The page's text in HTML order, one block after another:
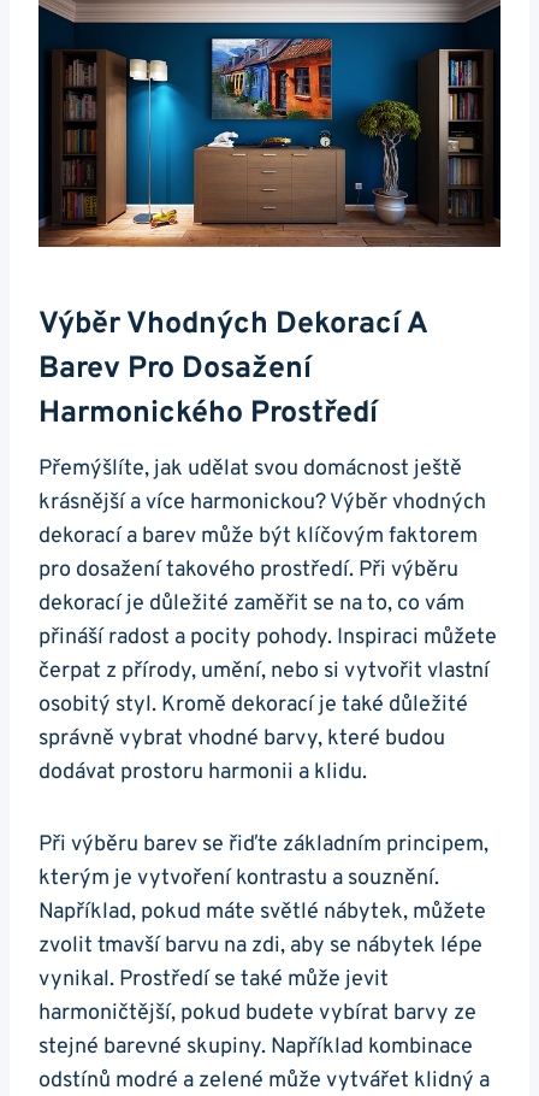
Výběr Vhodných Dekorací A
Barev Pro Dosažení
Harmonického Prostředí
Přemýšlíte, jak udělat svou domácnost ještě
krásnější a více harmonickou? Výběr vhodných
dekorací a barev může být klíčovým faktorem
pro dosažení takového prostředí. Při výběru
dekorací je důležité zaměřit se na to, co vám
přináší radost a pocity pohody. Inspiraci můžete
čerpat z přírody, umění, nebo si vytvořit vlastní
osobitý styl. Kromě dekorací je také důležité
správně vybrat vhodné barvy, které budou
dodávat prostoru harmonii a klidu.
Při výběru barev se řiďte základním principem,
kterým je vytvoření kontrastu a souznění.
Například, pokud máte světlé nábytek, můžete
zvolit tmavší barvu na zdi, aby se nábytek lépe
vynikal. Prostředí se také může jevit
harmoničtější, pokud budete vybírat barvy ze
stejné barevné skupiny. Například kombinace
odstínů modré a zelené může vytvářet klidný a